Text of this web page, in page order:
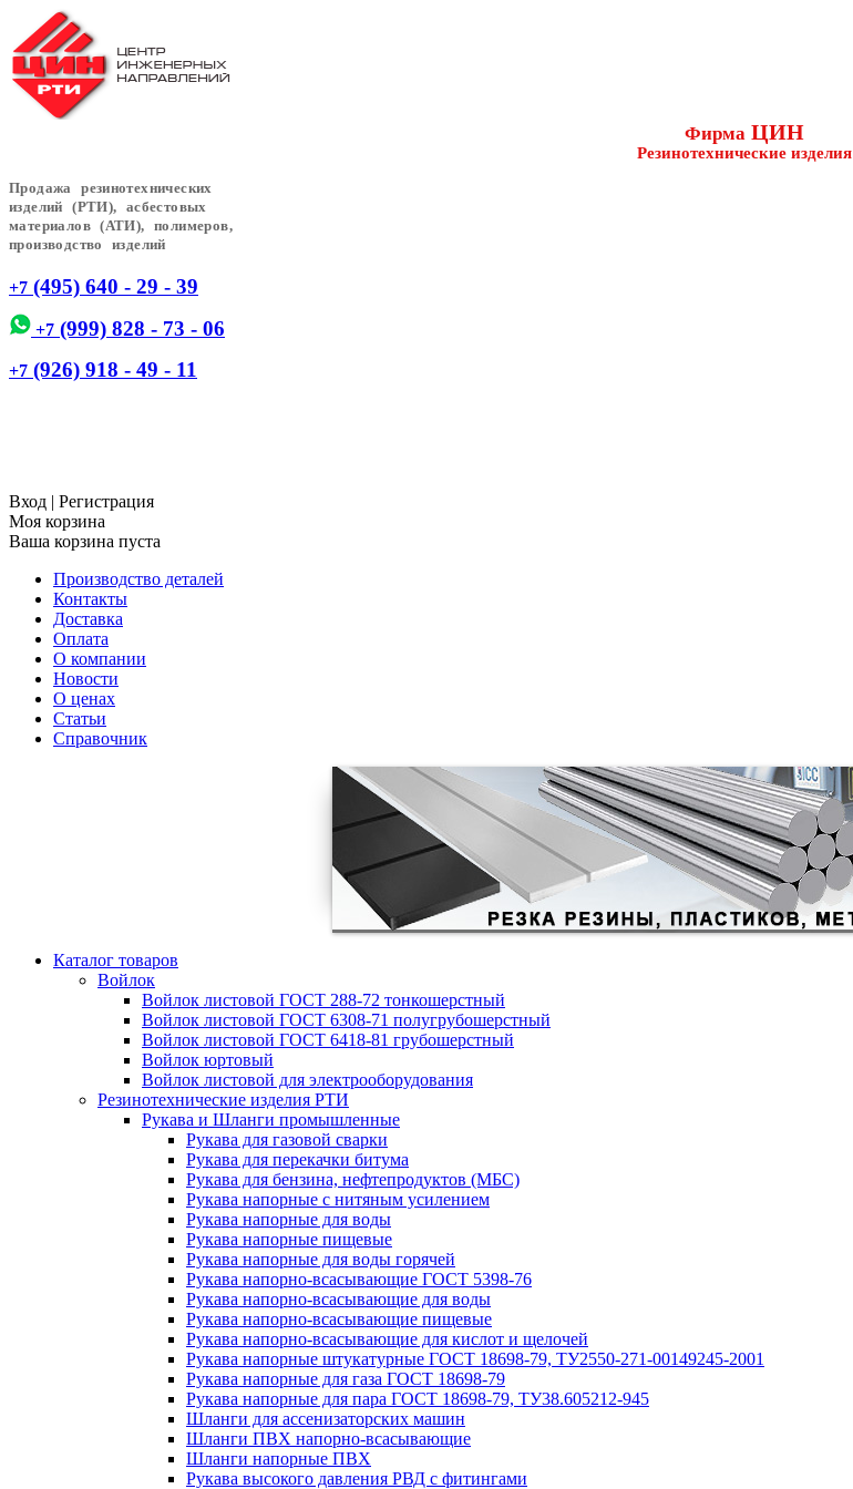
Фирма ЦИН
Резинотехнические изделия
Продажа резинотехнических
изделий (РТИ), асбестовых
материалов (АТИ), полимеров,
производство изделий
+7 (495) 640 - 29 - 39
+7 (999) 828 - 73 - 06
+7 (926) 918 - 49 - 11
Вход | Регистрация
Моя корзина
Ваша корзина пуста
Производство деталей
Контакты
Доставка
Оплата
О компании
Новости
О ценах
Статьи
Справочник
Каталог товаров
Войлок
Войлок листовой ГОСТ 288-72 тонкошерстный
Войлок листовой ГОСТ 6308-71 полугрубошерстный
Войлок листовой ГОСТ 6418-81 грубошерстный
Войлок юртовый
Войлок листовой для электрооборудования
Резинотехнические изделия РТИ
Рукава и Шланги промышленные
Рукава для газовой сварки
Рукава для перекачки битума
Рукава для бензина, нефтепродуктов (МБС)
Рукава напорные с нитяным усилением
Рукава напорные для воды
Рукава напорные пищевые
Рукава напорные для воды горячей
Рукава напорно-всасывающие ГОСТ 5398-76
Рукава напорно-всасывающие для воды
Рукава напорно-всасывающие пищевые
Рукава напорно-всасывающие для кислот и щелочей
Рукава напорные штукатурные ГОСТ 18698-79, ТУ2550-271-00149245-2001
Рукава напорные для газа ГОСТ 18698-79
Рукава напорные для пара ГОСТ 18698-79, ТУ38.605212-945
Шланги для ассенизаторских машин
Шланги ПВХ напорно-всасывающие
Шланги напорные ПВХ
Рукава высокого давления РВД с фитингами